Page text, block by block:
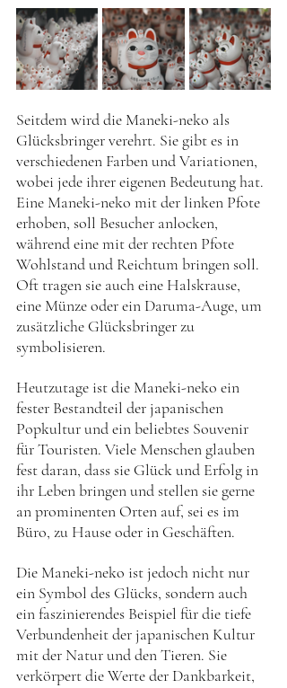
Seitdem wird die Maneki-neko als
Glücksbringer verehrt. Sie gibt es in
verschiedenen Farben und Variationen,
wobei jede ihrer eigenen Bedeutung hat.
Eine Maneki-neko mit der linken Pfote
erhoben, soll Besucher anlocken,
während eine mit der rechten Pfote
Wohlstand und Reichtum bringen soll.
Oft tragen sie auch eine Halskrause,
eine Münze oder ein Daruma-Auge, um
zusätzliche Glücksbringer zu
symbolisieren.
Heutzutage ist die Maneki-neko ein
fester Bestandteil der japanischen
Popkultur und ein beliebtes Souvenir
für Touristen. Viele Menschen glauben
fest daran, dass sie Glück und Erfolg in
ihr Leben bringen und stellen sie gerne
an prominenten Orten auf, sei es im
Büro, zu Hause oder in Geschäften.
Die Maneki-neko ist jedoch nicht nur
ein Symbol des Glücks, sondern auch
ein faszinierendes Beispiel für die tiefe
Verbundenheit der japanischen Kultur
mit der Natur und den Tieren. Sie
verkörpert die Werte der Dankbarkeit,